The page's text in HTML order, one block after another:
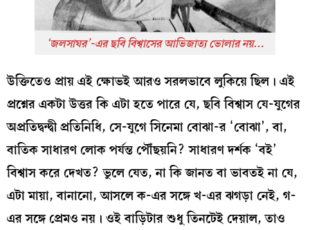
‘জলসাঘর’-এর ছবি বিশ্বাসের আভিজাত্য ভোলার নয়…
উক্তিতেও প্রায় এই ক্ষোভই আরও সরলভাবে লুকিয়ে ছিল। এই
প্রশ্নের একটা উত্তর কি এটা হতে পারে যে, ছবি বিশ্বাস যে-যুগের
অপ্রতিদ্বন্দ্বী প্রতিনিধি, সে-যুগে সিনেমা বোঝা-র ‘বোঝা’, বা,
বাতিক সাধারণ লোক পর্যন্ত পৌঁছয়নি? সাধারণ দর্শক ‘বই’
বিশ্বাস করে দেখত? ভুলে যেত, না কি জানত বা ভাবতই না যে,
এটা মায়া, বানানো, আসলে ক-এর সঙ্গে খ-এর ঝগড়া নেই, গ-
এর সঙ্গে প্রেমও নয়। ওই বাড়িটার শুধু তিনটেই দেয়াল, তাও